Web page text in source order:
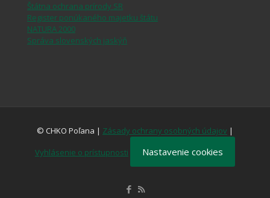
Štátna ochrana prírody SR
Register ponúkaného majetku štátu
NATURA 2000
Správa slovenských jaskýň
© CHKO Poľana | Zásady ochrany osobných údajov |
Vyhlásenie o prístupnosti
Nastavenie cookies